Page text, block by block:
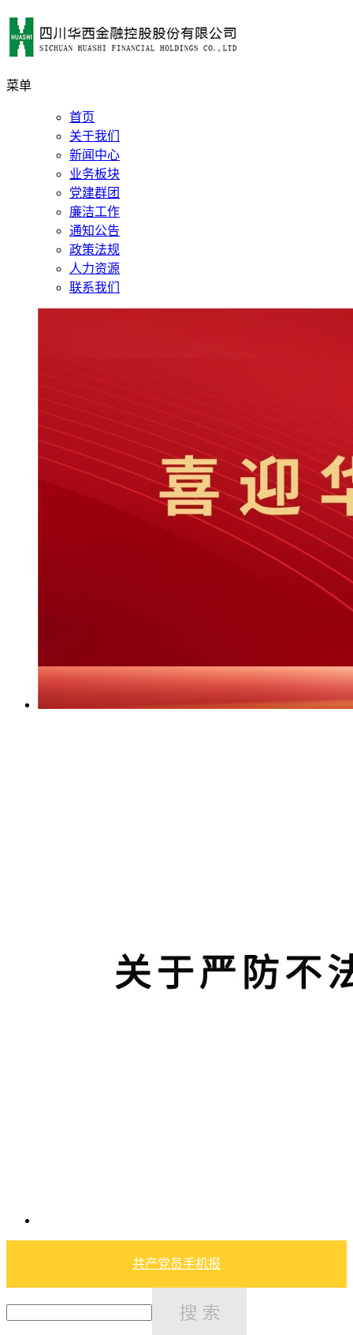
菜单
首页
关于我们
新闻中心
业务板块
党建群团
廉洁工作
通知公告
政策法规
人力资源
联系我们
共产党员手机报